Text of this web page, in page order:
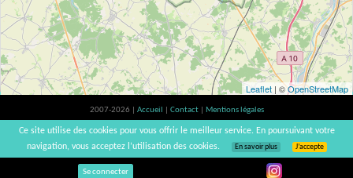
Leaflet | ©OpenStreetMap
2007-2026 | Accueil Contact
Mentions légales
L'abus d'alcool est dangereux pour la santé, à consommer avec modération. |
vinsnaturels | v3.12
Se connecter
Ce site utilise des cookies pour vous offrir le meilleur service. En poursuivant votre
navigation, vous acceptez l’utilisation des cookies.
En savoir plus J’accepte